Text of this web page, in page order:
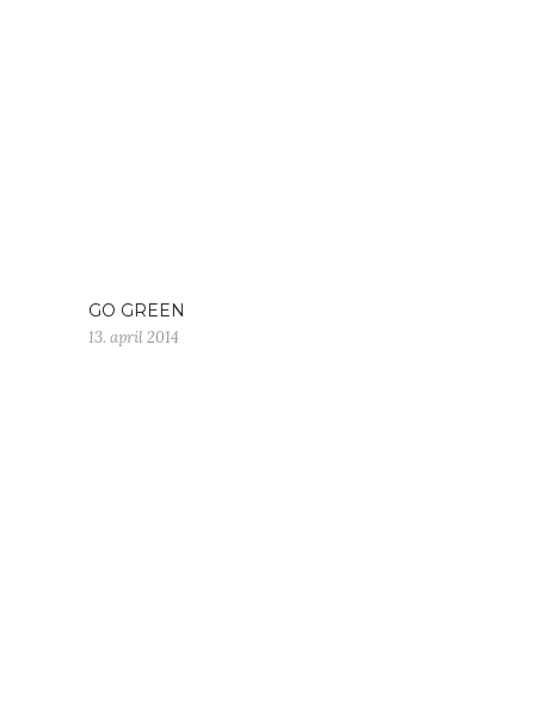
GO GREEN
13. april 2014